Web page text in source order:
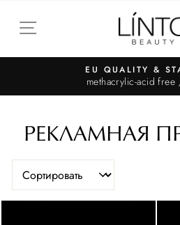
EU QUALITY &
methacrylic-acid
РЕКЛАМНАЯ